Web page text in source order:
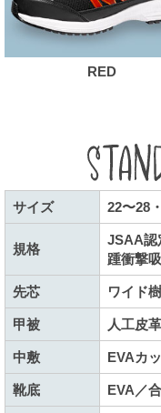
RED
サイズ 22〜28
規格
JSAA認
踵衝撃
先芯 ワイド
甲被 人工皮
中敷 EVAカ
靴底 EVA／